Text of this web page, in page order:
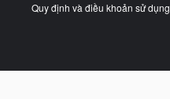
Quy định và điều khoản sử dụng